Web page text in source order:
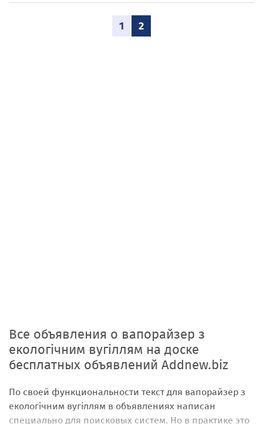
1 2
Все объявления о вапорайзер з
екологічним вугіллям на доске
бесплатных объявлений Addnew.biz
По своей функциональности текст для вапорайзер з
екологічним вугіллям в объявлениях написан
специально для поисковых систем. Но в практике это